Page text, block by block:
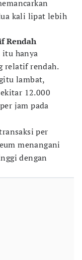
kali lipat lebih
Rendah
itu hanya
relatif rendah.
lambat,
12.000
jam pada
per
menangani
dengan